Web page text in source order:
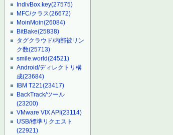
IndivBox.key(27575)
MFC/クラス(26672)
MoinMoin(26084)
BitBake(25838)
タグクラウド/内部被リン
ク数(25713)
smile.world(24521)
Android/ディレクトリ構
成(23684)
IBM T221(23417)
BackTrack/ツール
(23200)
VMware VIX API(23114)
USB/標準リクエスト
(22921)